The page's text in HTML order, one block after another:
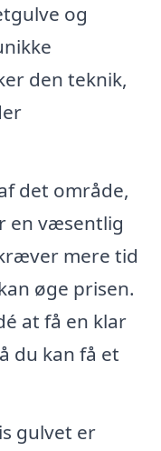
og
den teknik,
det område,
en væsentlig
mere tid
øge prisen.
at få en klar
du kan få et
gulvet er